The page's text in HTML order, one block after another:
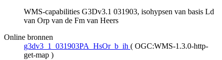
WMS-capabilities G3Dv3.1 031903, isohypsen van basis Ld
van Orp van de Fm van Heers
Online bronnen
g3dv3_1_031903PA_HsOr_b_ih ( OGC:WMS-1.3.0-http-
get-map )